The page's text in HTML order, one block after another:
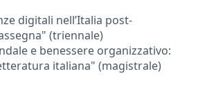
digitali nell’Italia post-
(triennale)
e benessere organizzativo:
italiana" (magistrale)